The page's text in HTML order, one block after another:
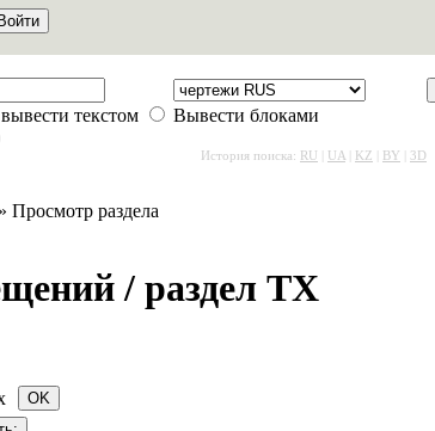
вывести текстом
Вывести блоками
История поиска: RU UA KZ BY 3D
» Просмотр раздела
/ раздел ТХ